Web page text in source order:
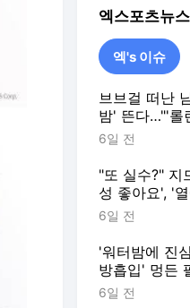
엑스포츠뉴스
엑's 이슈
브브걸 떠난
밤' 뜬다…"'롤
vs "무대로 보
6일 전
"또 실수?" 지
성 좋아요', '
라 키코까지
6일 전
'워터밤에 진
방흡입' 멍든
후…"부기 빠
6일 전